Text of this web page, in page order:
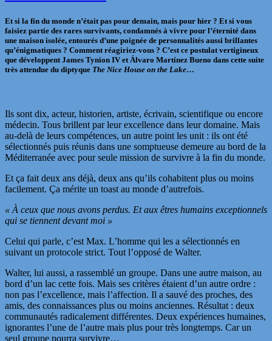
Et si la fin du monde n’était pas pour demain, mais pour hier ? Et si vous
faisiez partie des rares survivants, condamnés à vivre pour l’éternité dans
une maison isolée, entourés d’une poignée de personnalités aussi brillantes
qu’énigmatiques ? Comment réagiriez-vous ? C’est ce postulat vertigineux
que développent James Tynion IV et Álvaro Martínez Bueno dans cette suite
très attendue du diptyque The Nice House on the Lake…
Ils sont dix, acteur, historien, artiste, écrivain, scientifique ou encore
médecin. Tous brillent par leur excellence dans leur domaine. Mais
au-delà de leurs compétences, un autre point les unit : ils ont été
sélectionnés puis réunis dans une somptueuse demeure au bord de la
Méditerranée avec pour seule mission de survivre à la fin du monde.
Et ça fait deux ans déjà, deux ans qu’ils cohabitent plus ou moins
facilement. Ça mérite un toast au monde d’autrefois.
« À ceux que nous avons perdus. Et aux êtres humains exceptionnels
qui se tiennent devant moi »
Celui qui parle, c’est Max. L’homme qui les a sélectionnés en
suivant un protocole strict. Tout l’opposé de Walter.
Walter, lui aussi, a rassemblé un groupe. Dans une autre maison, au
bord d’un lac cette fois. Mais ses critères étaient d’un autre ordre :
non pas l’excellence, mais l’affection. Il a sauvé des proches, des
amis, des connaissances plus ou moins anciennes. Résultat : deux
communautés radicalement différentes. Deux expériences humaines,
ignorantes l’une de l’autre mais plus pour très longtemps. Car un
seul groupe pourra survivre…